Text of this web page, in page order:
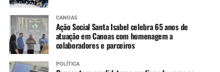
CANOAS
Ação Social Santa Isabel celebra 65 anos de
atuação em Canoas com homenagem a
colaboradores e parceiros
POLÍTICA